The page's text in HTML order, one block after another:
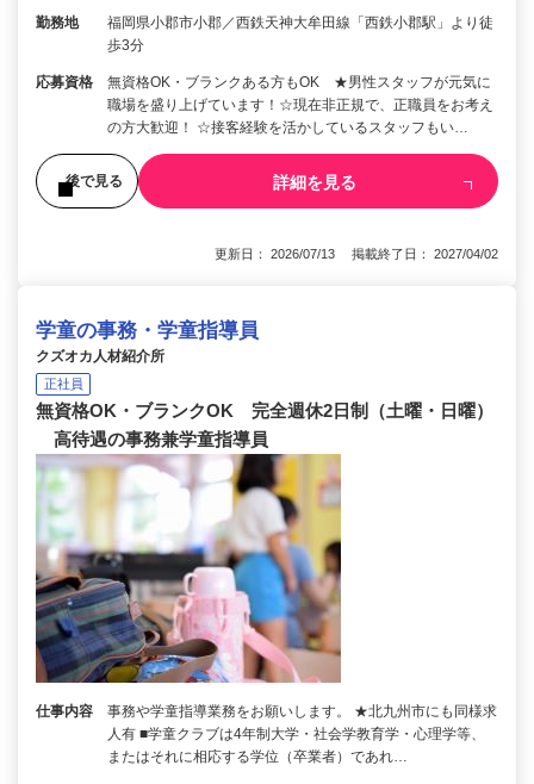
勤務地
福岡県小郡市小郡／西鉄天神大牟田線「西鉄小郡駅」より徒
歩3分
応募資格
無資格OK・ブランクある方もOK ★男性スタッフが元気に
職場を盛り上げています！☆現在非正規で、正職員をお考え
の方大歓迎！ ☆接客経験を活かしているスタッフもい…
後で見る 詳細を見る
更新日： 2026/07/13 掲載終了日： 2027/04/02
学童の事務・学童指導員
クズオカ人材紹介所
正社員
無資格OK・ブランクOK 完全週休2日制（土曜・日曜）
高待遇の事務兼学童指導員
仕事内容
事務や学童指導業務をお願いします。 ★北九州市にも同様求
人有 ■学童クラブは4年制大学・社会学教育学・心理学等、
またはそれに相応する学位（卒業者）であれ…